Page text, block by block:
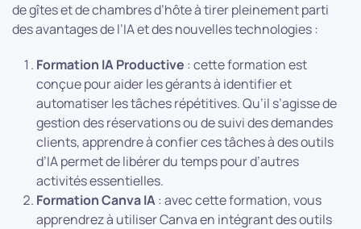
de gîtes et de chambres d’hôte à tirer pleinement parti
des avantages de l’IA et des nouvelles technologies :
Formation IA Productive : cette formation est
conçue pour aider les gérants à identifier et
automatiser les tâches répétitives. Qu’il s’agisse de
gestion des réservations ou de suivi des demandes
clients, apprendre à confier ces tâches à des outils
d’IA permet de libérer du temps pour d’autres
activités essentielles.
Formation Canva IA: avec cette formation, vous
apprendrez à utiliser Canva en intégrant des outils